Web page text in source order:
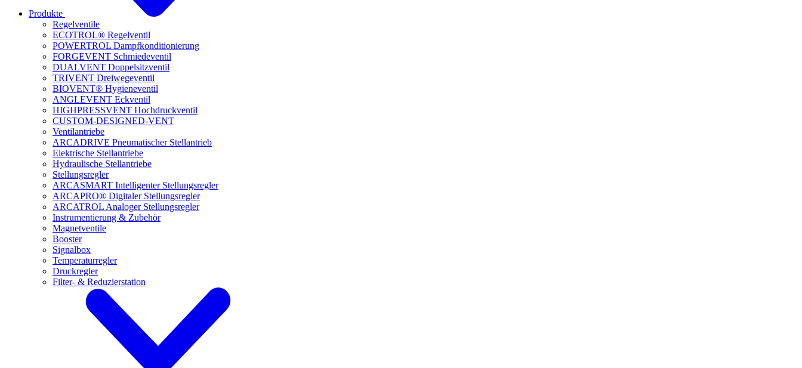
Produkte
Regelventile
ECOTROL® Regelventil
POWERTROL Dampfkonditionierung
FORGEVENT Schmiedeventil
DUALVENT Doppelsitzventil
TRIVENT Dreiwegeventil
BIOVENT® Hygieneventil
ANGLEVENT Eckventil
HIGHPRESSVENT Hochdruckventil
CUSTOM-DESIGNED-VENT
Ventilantriebe
ARCADRIVE Pneumatischer Stellantrieb
Elektrische Stellantriebe
Hydraulische Stellantriebe
Stellungsregler
ARCASMART Intelligenter Stellungsregler
ARCAPRO® Digitaler Stellungsregler
ARCATROL Analoger Stellungsregler
Instrumentierung & Zubehör
Magnetventile
Booster
Signalbox
Temperaturregler
Druckregler
Filter- & Reduzierstation